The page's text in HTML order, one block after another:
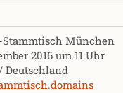
Stammtisch München
2016 um 11 Uhr
Deutschland